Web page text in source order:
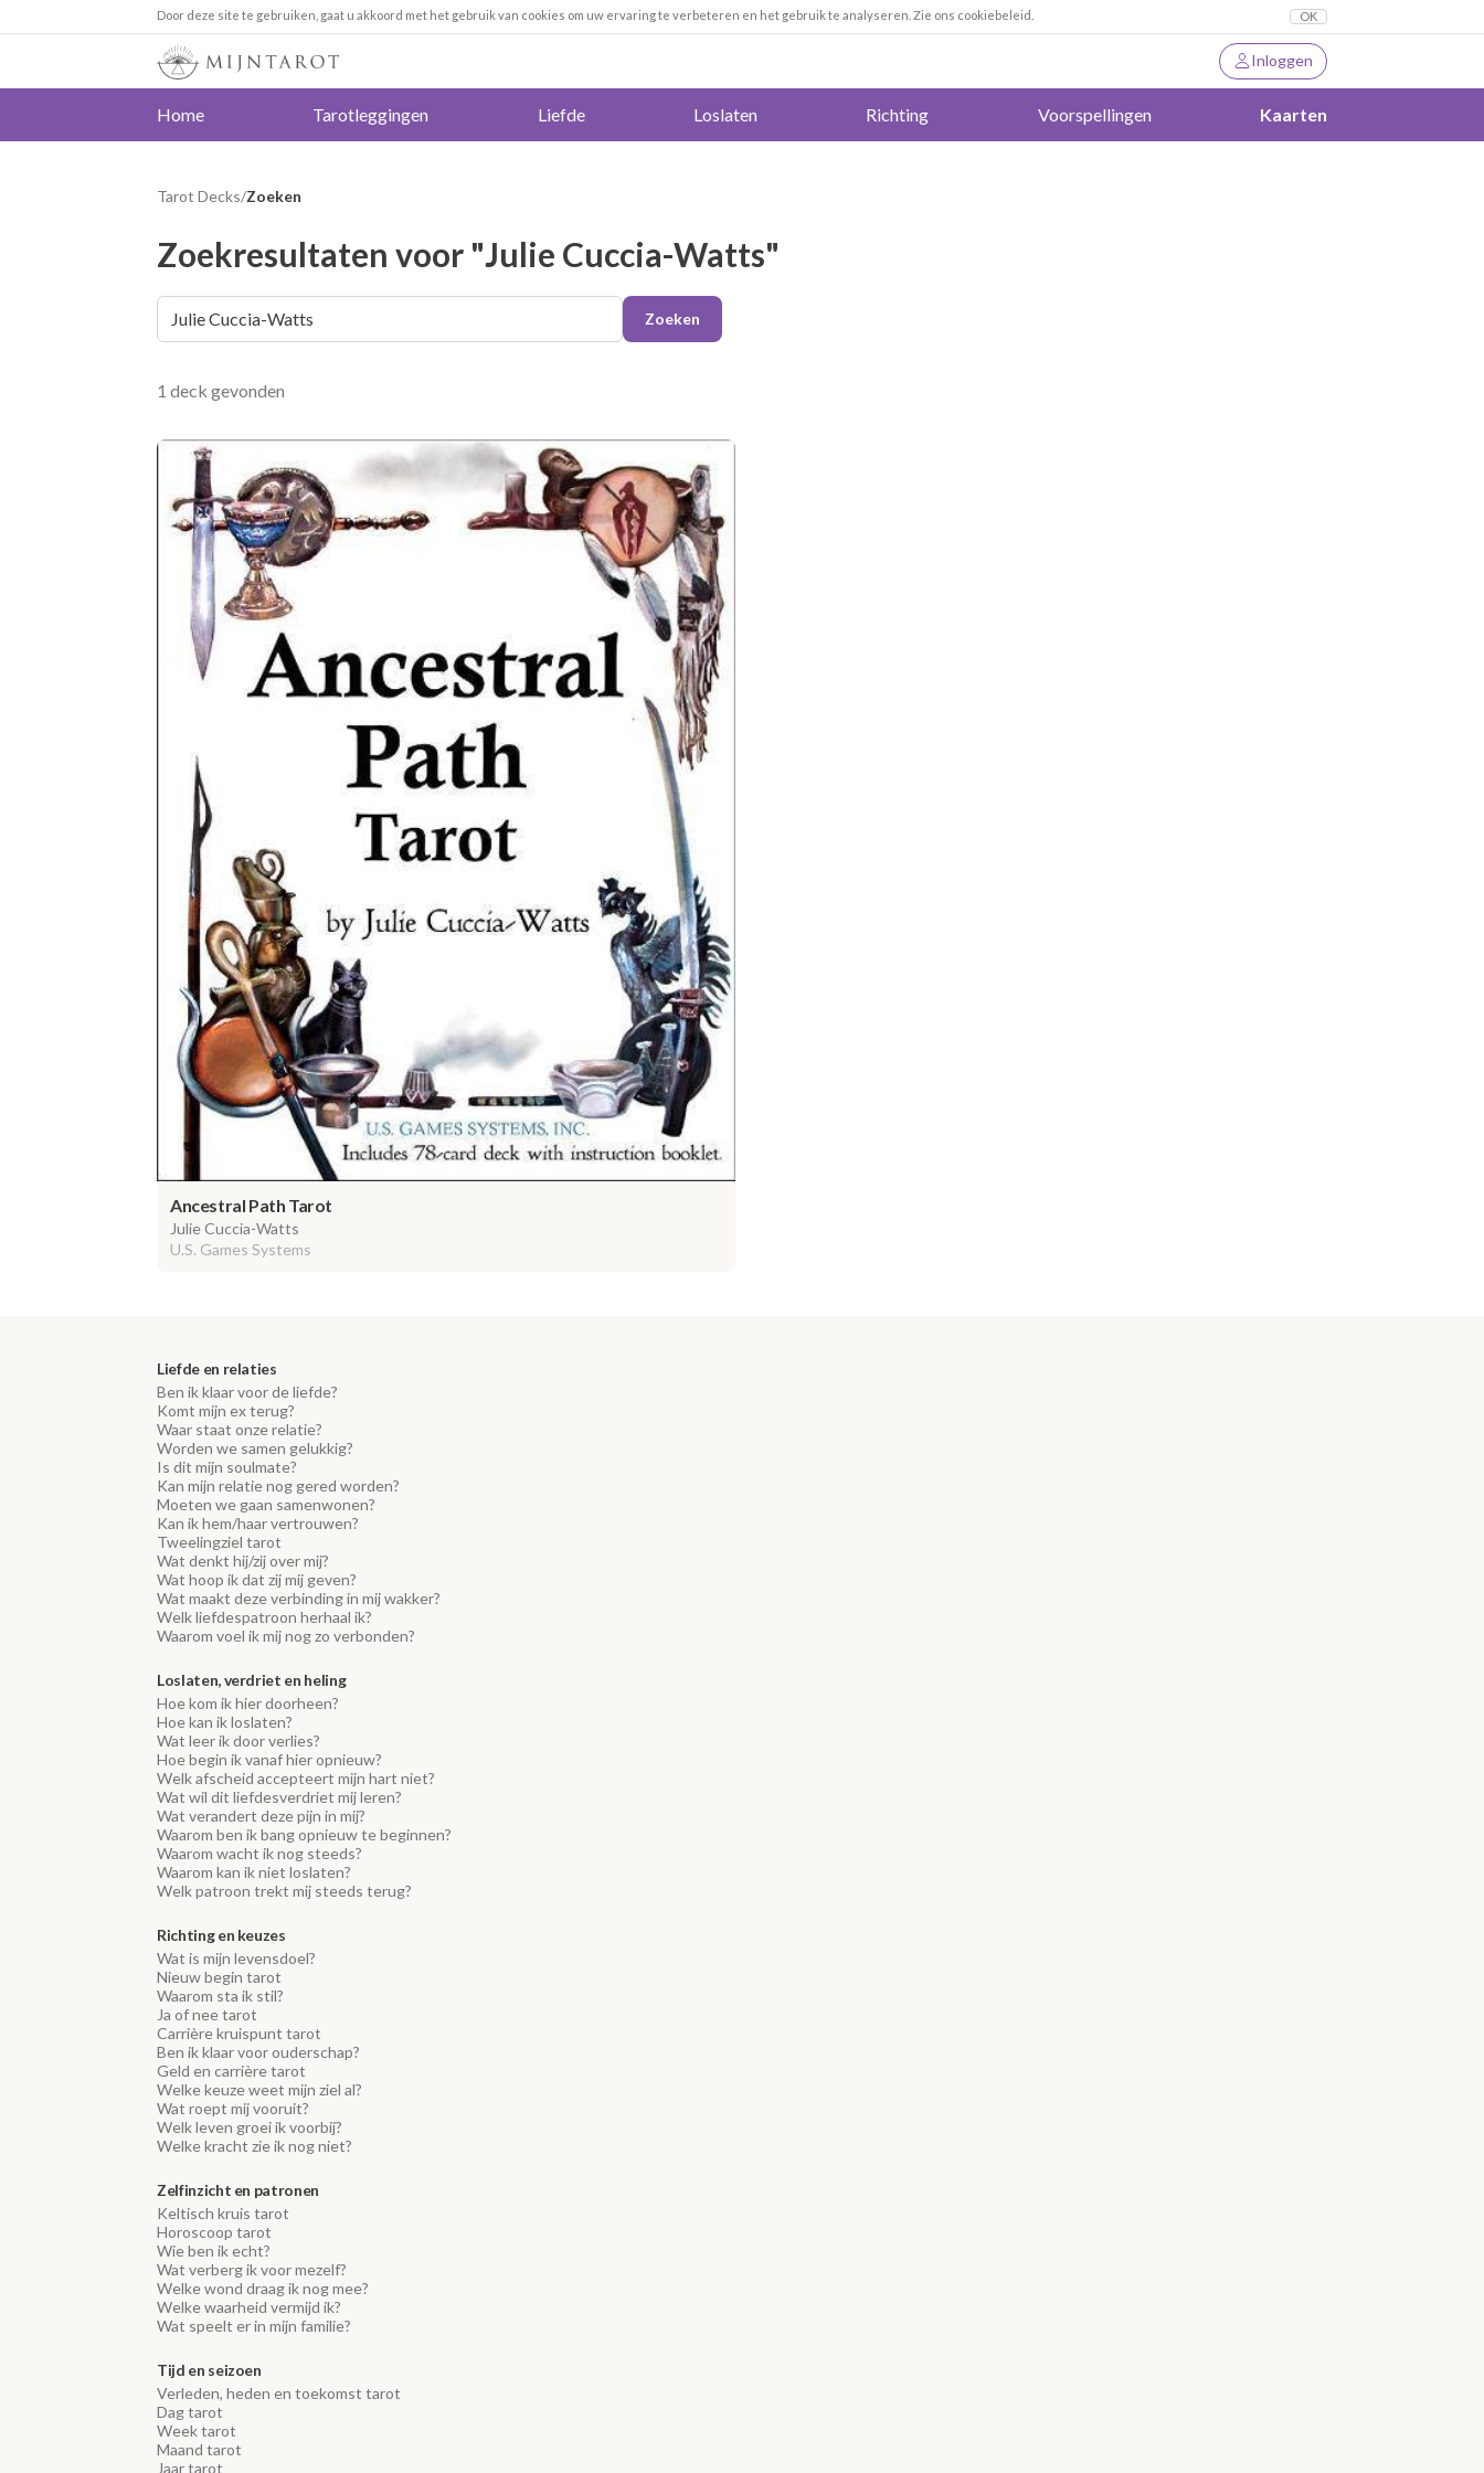
Door deze site te gebruiken, gaat u akkoord met het gebruik van cookies om uw ervaring te verbeteren en het gebruik te analyseren. Zie ons cookiebeleid. OK
Inloggen
Home Tarotleggingen Liefde Loslaten Richting Voorspellingen Kaarten
Tarot Decks/Zoeken
Zoekresultaten voor "Julie Cuccia-Watts"
Zoeken
1 deck gevonden
Ancestral Path Tarot
Julie Cuccia-Watts
U.S. Games Systems
Liefde en relaties
Ben ik klaar voor de liefde?
Komt mijn ex terug?
Waar staat onze relatie?
Worden we samen gelukkig?
Is dit mijn soulmate?
Kan mijn relatie nog gered worden?
Moeten we gaan samenwonen?
Kan ik hem/haar vertrouwen?
Tweelingziel tarot
Wat denkt hij/zij over mij?
Wat hoop ik dat zij mij geven?
Wat maakt deze verbinding in mij wakker?
Welk liefdespatroon herhaal ik?
Waarom voel ik mij nog zo verbonden?
Loslaten, verdriet en heling
Hoe kom ik hier doorheen?
Hoe kan ik loslaten?
Wat leer ik door verlies?
Hoe begin ik vanaf hier opnieuw?
Welk afscheid accepteert mijn hart niet?
Wat wil dit liefdesverdriet mij leren?
Wat verandert deze pijn in mij?
Waarom ben ik bang opnieuw te beginnen?
Waarom wacht ik nog steeds?
Waarom kan ik niet loslaten?
Welk patroon trekt mij steeds terug?
Richting en keuzes
Wat is mijn levensdoel?
Nieuw begin tarot
Waarom sta ik stil?
Ja of nee tarot
Carrière kruispunt tarot
Ben ik klaar voor ouderschap?
Geld en carrière tarot
Welke keuze weet mijn ziel al?
Wat roept mij vooruit?
Welk leven groei ik voorbij?
Welke kracht zie ik nog niet?
Zelfinzicht en patronen
Keltisch kruis tarot
Horoscoop tarot
Wie ben ik echt?
Wat verberg ik voor mezelf?
Welke wond draag ik nog mee?
Welke waarheid vermijd ik?
Wat speelt er in mijn familie?
Tijd en seizoen
Verleden, heden en toekomst tarot
Dag tarot
Week tarot
Maand tarot
Jaar tarot